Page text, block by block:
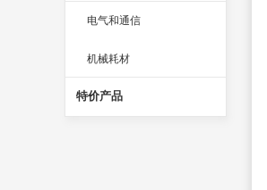
电气和通信
机械耗材
特价产品